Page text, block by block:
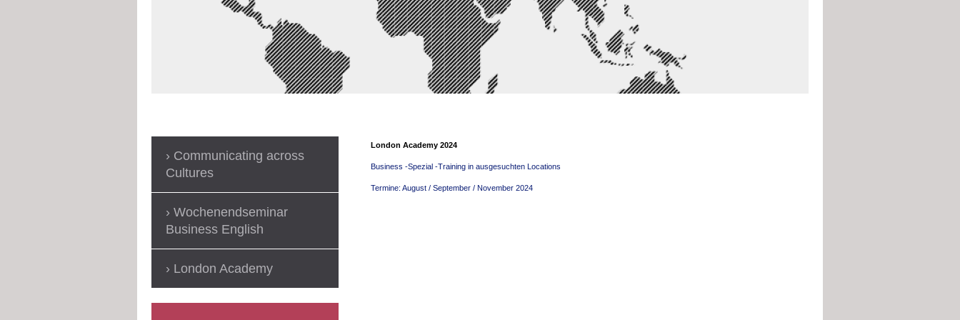
London Academy 2024
Business -Spezial -Training in ausgesuchten Locations
Termine: August / September / November 2024
Communicating across
Cultures
Wochenendseminar
Business English
London Academy